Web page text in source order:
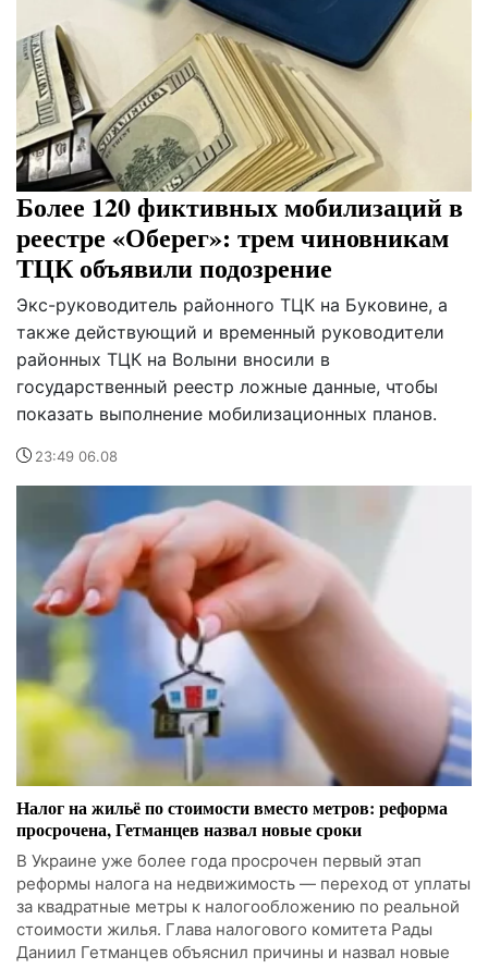
Более 120 фиктивных мобилизаций в
реестре «Оберег»: трем чиновникам
ТЦК объявили подозрение
Экс-руководитель районного ТЦК на Буковине, а
также действующий и временный руководители
районных ТЦК на Волыни вносили в
государственный реестр ложные данные, чтобы
показать выполнение мобилизационных планов.
23:49 06.08
Налог на жильё по стоимости вместо метров: реформа
просрочена, Гетманцев назвал новые сроки
В Украине уже более года просрочен первый этап
реформы налога на недвижимость — переход от уплаты
за квадратные метры к налогообложению по реальной
стоимости жилья. Глава налогового комитета Рады
Даниил Гетманцев объяснил причины и назвал новые